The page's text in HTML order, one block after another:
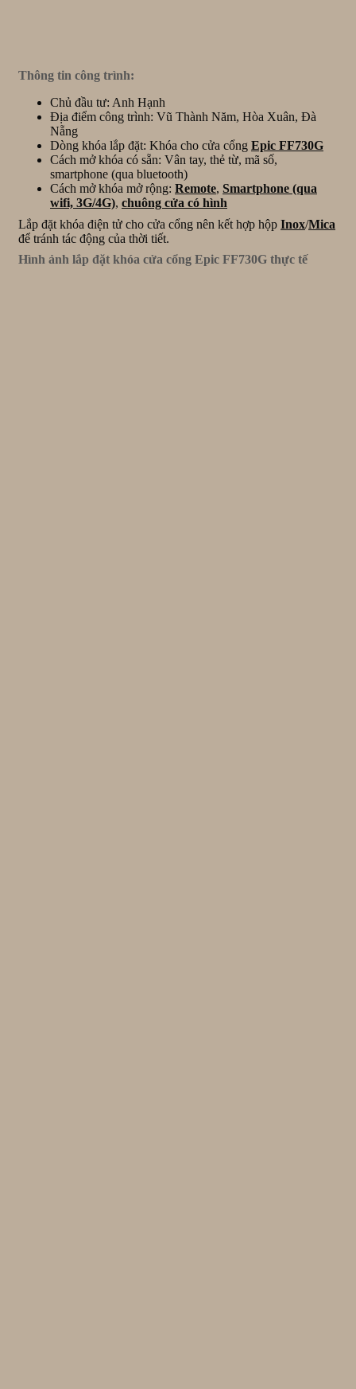
Thông tin công trình:
Chủ đầu tư: Anh Hạnh
Địa điểm công trình: Vũ Thành Năm, Hòa Xuân, Đà
Nẵng
Dòng khóa lắp đặt: Khóa cho cửa cổng Epic FF730G
Cách mở khóa có sẵn: Vân tay, thẻ từ, mã số,
smartphone (qua bluetooth)
Cách mở khóa mở rộng: Remote, Smartphone (qua
wifi, 3G/4G), chuông cửa có hình
Lắp đặt khóa điện tử cho cửa cổng nên kết hợp hộp Inox/Mica
để tránh tác động của thời tiết.
Hình ảnh lắp đặt khóa cửa cổng Epic FF730G thực tế